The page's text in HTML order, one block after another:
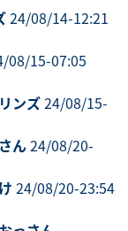
24/08/14-12:21
08/15-07:05
ンズ24/08/15-
ん24/08/20-
24/08/20-23:54